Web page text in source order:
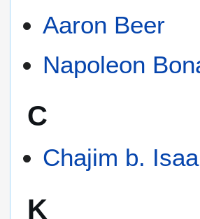
Aaron Beer
Napoleon
C
Chajim b.
K